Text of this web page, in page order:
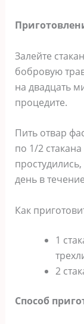
Залейте
бобровую
на двадцать
процедите.
Пить отвар
по 1/2
день в
Как
1
2
Способ